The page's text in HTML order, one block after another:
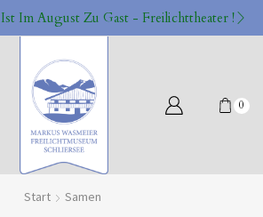
Im August Zu Gast - Freilichttheater !
0
Start Samen